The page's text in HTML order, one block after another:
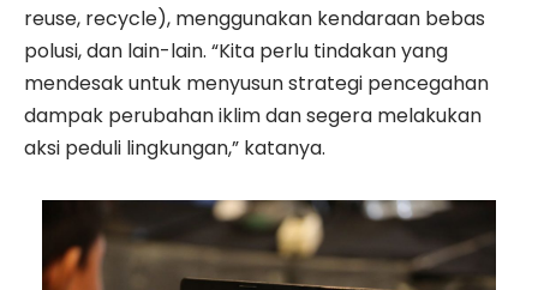
reuse, recycle), menggunakan kendaraan bebas
polusi, dan lain-lain. “Kita perlu tindakan yang
mendesak untuk menyusun strategi pencegahan
dampak perubahan iklim dan segera melakukan
aksi peduli lingkungan,” katanya.